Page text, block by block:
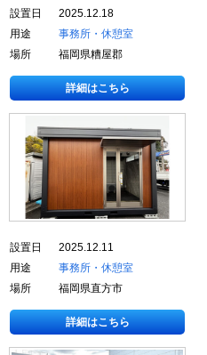
設置日
2025.12.18
用途
事務所・休憩室
場所
福岡県糟屋郡
詳細はこちら
設置日
2025.12.11
用途
事務所・休憩室
場所
福岡県直方市
詳細はこちら